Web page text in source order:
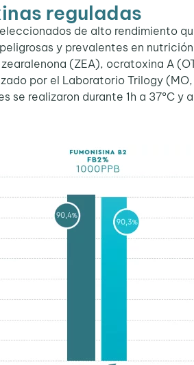
reguladas
de alto rendimiento
y prevalentes en nutrición
(ZEA), ocratoxina A
por el Laboratorio Trilogy
realizaron durante 1h a 37ºC y